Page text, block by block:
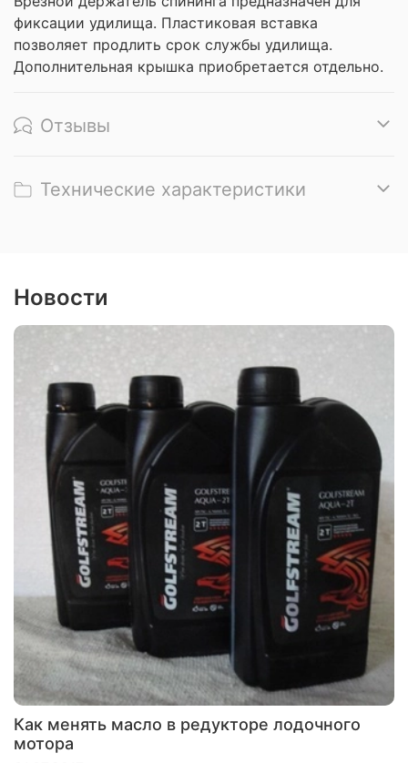
фиксации удилища. Пластиковая вставка
позволяет продлить срок службы удилища.
Дополнительная крышка приобретается отдельно.
Отзывы
Технические характеристики
Новости
Как менять масло в редукторе лодочного
мотора